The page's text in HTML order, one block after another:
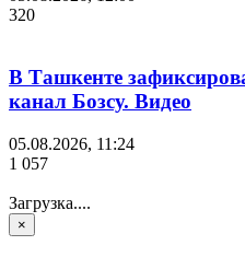
320
В Ташкенте
канал Бозсу. Видео
05.08.2026, 11:24
1 057
Загрузка....
×